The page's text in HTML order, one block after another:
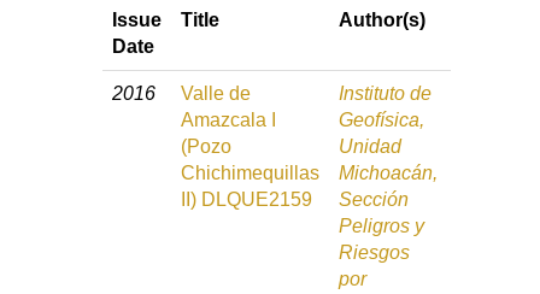
Issue
Date
Title Author(s)
2016
Valle de
Amazcala I
(Pozo
Chichimequillas
II) DLQUE2159
Instituto de
Geofísica,
Unidad
Michoacán,
Sección
Peligros y
Riesgos
por